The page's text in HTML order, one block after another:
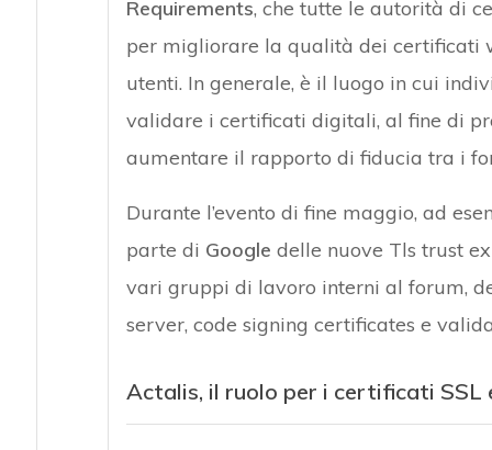
Requirements, che tutte le autorità di
per migliorare la qualità dei certificati
utenti. In generale, è il luogo in cui
validare i certificati digitali, al fine di
aumentare il rapporto di fiducia tra i
Durante l’evento di fine maggio, ad
parte di Google delle nuove Tls trust
vari gruppi di lavoro interni al forum,
server, code signing certificates e
Actalis, il ruolo per i certificati SSL